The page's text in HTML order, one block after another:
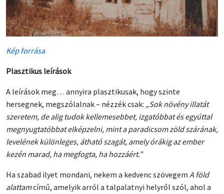
Kép forrása
Plasztikus leírások
A leírások meg… annyira plasztikusak, hogy szinte
hersegnek, megszólalnak – nézzék csak: „Sok növény illatát
szeretem, de alig tudok kellemesebbet, izgatóbbat és egyúttal
megnyugtatóbbat elképzelni, mint a paradicsom zöld szárának,
levelének különleges, átható szagát, amely órákig az ember
kezén marad, ha megfogta, ha hozzáért.”
Ha szabad ilyet mondani, nekem a kedvenc szövegem A föld
alattamcímű, amelyik arról a talpalatnyi helyről szól, ahol a